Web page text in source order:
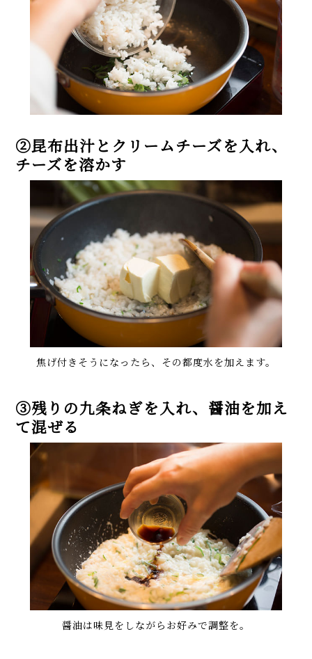
②昆布出汁とクリームチーズを入れ、
チーズを溶かす
焦げ付きそうになったら、その都度水を加えます。
③残りの九条ねぎを入れ、醤油を加え
て混ぜる
醤油は味見をしながらお好みで調整を。